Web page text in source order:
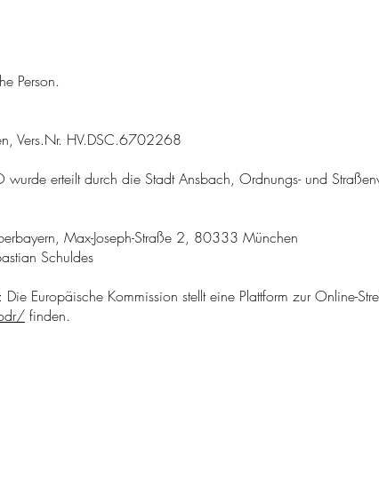
Person.
Vers.Nr. HV.DSC.6702268
erteilt durch die Stadt Ansbach, Ordnungs- und
Max-Joseph-Straße 2, 80333 München
Schuldes
Europäische Kommission stellt eine Plattform zur Online-
finden.